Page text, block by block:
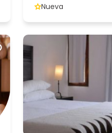
Nueva